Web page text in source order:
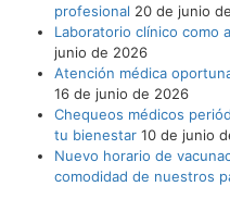
profesional 20 de junio
Laboratorio clínico como
junio de 2026
Atención médica
16 de junio de 2026
Chequeos médicos
tu bienestar 10 de junio
Nuevo horario de
comodidad de nuestros